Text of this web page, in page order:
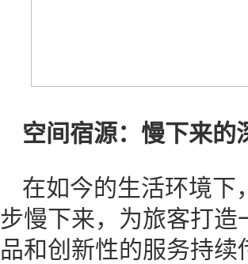
空间宿源：慢下来的
在如今的生活环境下
步慢下来，为旅客打
品和创新性的服务持